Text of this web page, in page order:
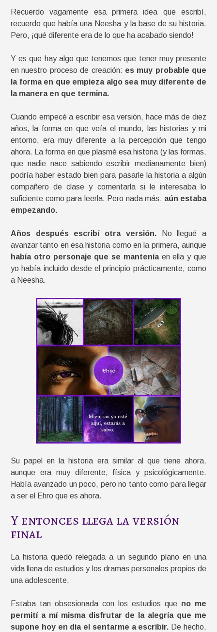
Recuerdo vagamente esa primera idea que escribí,
recuerdo que había una Neesha y la base de su historia.
Pero, ¡qué diferente era de lo que ha acabado siendo!
Y es que hay algo que tenemos que tener muy presente
en nuestro proceso de creación: es muy probable que
la forma en que empieza algo sea muy diferente de
la manera en que termina.
Cuando empecé a escribir esa versión, hace más de diez
años, la forma en que veía el mundo, las historias y mi
entorno, era muy diferente a la percepción que tengo
ahora. La forma en que plasmé esa historia (y las formas,
que nadie nace sabiendo escribir medianamente bien)
podría haber estado bien para pasarle la historia a algún
compañero de clase y comentarla si le interesaba lo
suficiente como para leerla. Pero nada más: aún estaba
empezando.
Años después escribí otra versión.No llegué a
avanzar tanto en esa historia como en la primera, aunque
había otro personaje que se manteníaen ella y que
yo había incluido desde el principio prácticamente, como
a Neesha.
Su papel en la historia era similar al que tiene ahora,
aunque era muy diferente, física y psicológicamente.
Había avanzado un poco, pero no tanto como para llegar
a ser el Ehro que es ahora.
Y entonces llega la versión
final
La historia quedó relegada a un segundo plano en una
vida llena de estudios y los dramas personales propios de
una adolescente.
Estaba tan obsesionada con los estudios que no me
permití a mí misma disfrutar de la alegría que me
supone hoy en día el sentarme a escribir. De hecho,